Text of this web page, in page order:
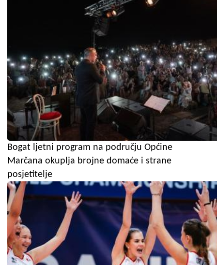
Bogat ljetni program na području Općine
Marčana okuplja brojne domaće i strane
posjetitelje